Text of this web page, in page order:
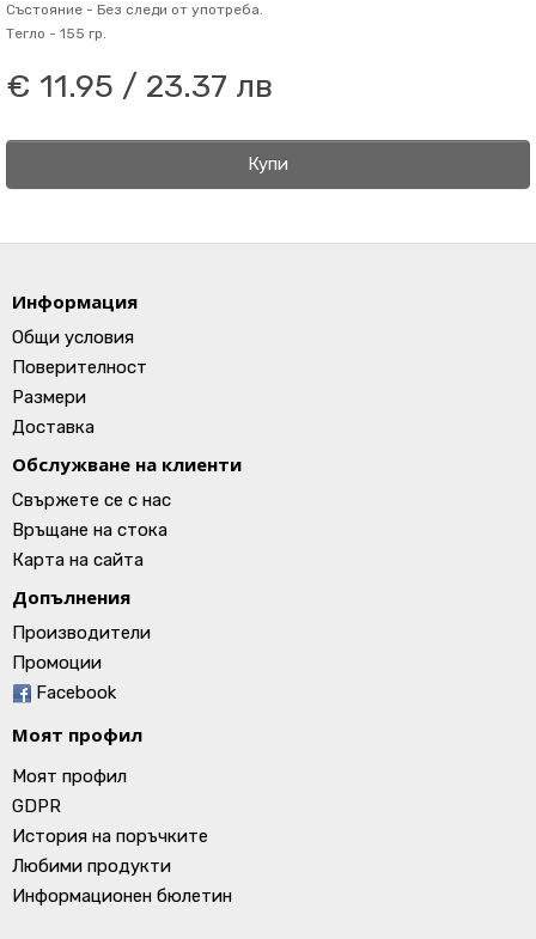
Състояние - Без следи от употреба.
Тегло - 155 гр.
€ 11.95 / 23.37 лв
Купи
Информация
Общи условия
Поверителност
Размери
Доставка
Обслужване на клиенти
Свържете се с нас
Връщане на стока
Карта на сайта
Допълнения
Производители
Промоции
Facebook
Моят профил
Моят профил
GDPR
История на поръчките
Любими продукти
Информационен бюлетин